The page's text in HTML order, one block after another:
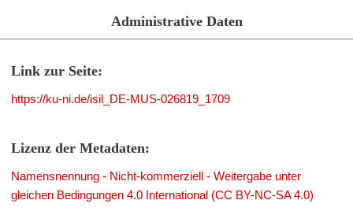
Administrative Daten
Link zur Seite:
https://ku-ni.de/isil_DE-MUS-026819_1709
Lizenz der Metadaten:
Namensnennung - Nicht-kommerziell - Weitergabe unter
gleichen Bedingungen 4.0 International (CC BY-NC-SA 4.0)